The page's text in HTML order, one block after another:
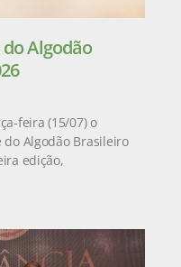
Algodão
feira (15/07) o
Algodão Brasileiro
edição,